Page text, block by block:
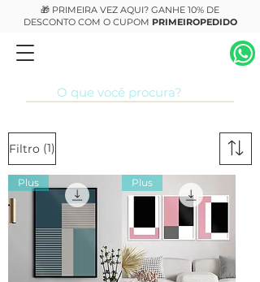
🎁 PRIMEIRA VEZ AQUI? GANHE 10% DE
DESCONTO COM O CUPOM PRIMEIROPEDIDO
Filtro (1)
Plus Plus